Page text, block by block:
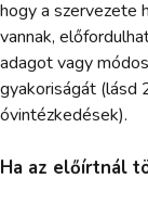
hogy a szervezete
vannak,
adagot vagy
gyakoriságát (lásd
óvintézkedések).
Ha az előírtnál